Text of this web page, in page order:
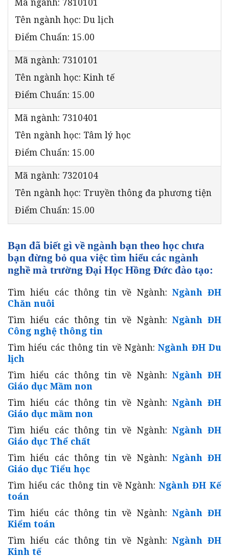
Tên ngành học: Du lịch
Điểm Chuẩn: 15.00
Mã ngành: 7310101
Tên ngành học: Kinh tế
Điểm Chuẩn: 15.00
Mã ngành: 7310401
Tên ngành học: Tâm lý học
Điểm Chuẩn: 15.00
Mã ngành: 7320104
Tên ngành học: Truyền thông đa phương tiện
Điểm Chuẩn: 15.00
Bạn đã biết gì về ngành bạn theo học chưa
bạn đừng bỏ qua việc tìm hiểu các ngành
nghề mà trường Đại Học Hồng Đức đào tạo:
Tìm hiểu các thông tin về Ngành: Ngành ĐH
Chăn nuôi
Tìm hiểu các thông tin về Ngành: Ngành ĐH
Công nghệ thông tin
Tìm hiểu các thông tin về Ngành:Ngành ĐH Du
lịch
Tìm hiểu các thông tin về Ngành: Ngành ĐH
Giáo dục Mầm non
Tìm hiểu các thông tin về Ngành: Ngành ĐH
Giáo dục mầm non
Tìm hiểu các thông tin về Ngành: Ngành ĐH
Giáo dục Thể chất
Tìm hiểu các thông tin về Ngành: Ngành ĐH
Giáo dục Tiểu học
Tìm hiểu các thông tin về Ngành: Ngành ĐH Kế
toán
Tìm hiểu các thông tin về Ngành: Ngành ĐH
Kiểm toán
Tìm hiểu các thông tin về Ngành: Ngành ĐH
Kinh tế